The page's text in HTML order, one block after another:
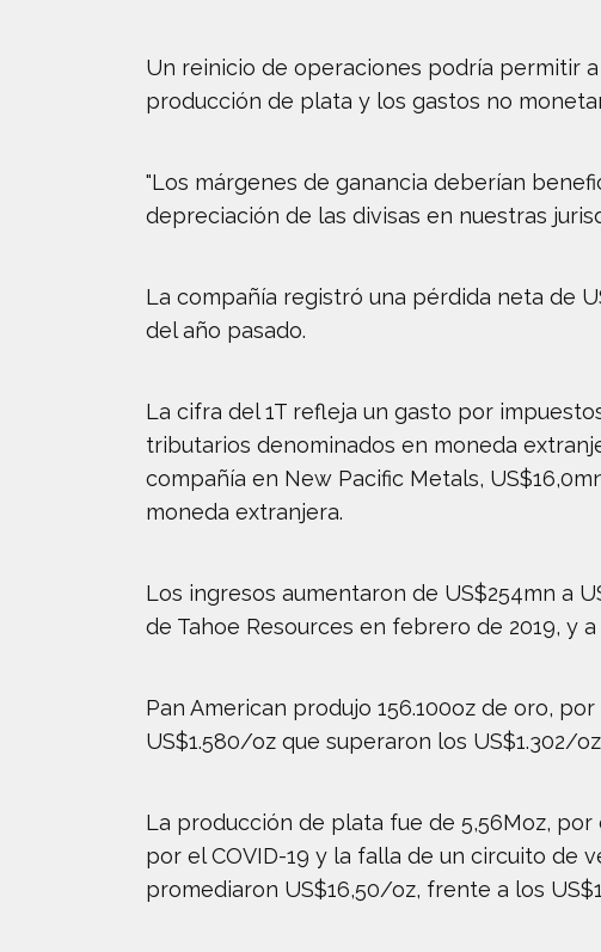
Un reinicio de operaciones podría permitir
producción de plata y los gastos no
"Los márgenes de ganancia deberían
depreciación de las divisas en nuestras
La compañía registró una pérdida neta de
del año pasado.
La cifra del 1T refleja un gasto por
tributarios denominados en moneda
compañía en New Pacific Metals,
moneda extranjera.
Los ingresos aumentaron de US$254mn a
de Tahoe Resources en febrero de 2019, y
Pan American produjo 156.100oz de oro,
US$1.580/oz que superaron los US$1.302/
La producción de plata fue de 5,56Moz,
por el COVID-19 y la falla de un circuito de
promediaron US$16,50/oz, frente a los